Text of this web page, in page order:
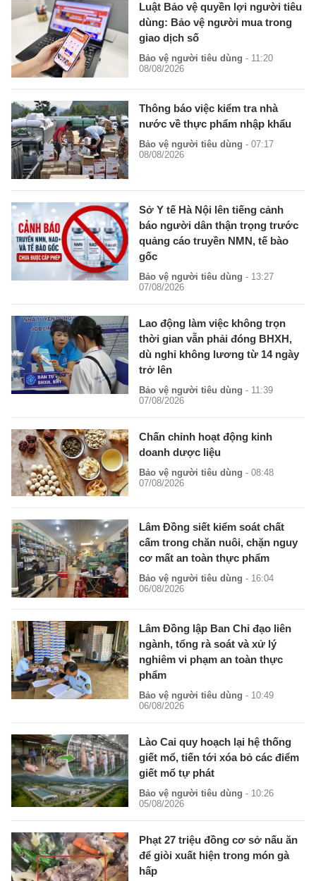
Luật Bảo vệ quyền lợi người tiêu
dùng: Bảo vệ người mua trong
giao dịch số
Bảo vệ người tiêu dùng - 11:20
08/08/2026
Thông báo việc kiểm tra nhà
nước về thực phẩm nhập khẩu
Bảo vệ người tiêu dùng - 07:17
08/08/2026
Sở Y tế Hà Nội lên tiếng cảnh
báo người dân thận trọng trước
quảng cáo truyền NMN, tế bào
gốc
Bảo vệ người tiêu dùng - 13:27
07/08/2026
Lao động làm việc không trọn
thời gian vẫn phải đóng BHXH,
dù nghỉ không lương từ 14 ngày
trở lên
Bảo vệ người tiêu dùng - 11:39
07/08/2026
Chấn chỉnh hoạt động kinh
doanh dược liệu
Bảo vệ người tiêu dùng - 08:48
07/08/2026
Lâm Đồng siết kiểm soát chất
cấm trong chăn nuôi, chặn nguy
cơ mất an toàn thực phẩm
Bảo vệ người tiêu dùng - 16:04
06/08/2026
Lâm Đồng lập Ban Chỉ đạo liên
ngành, tổng rà soát và xử lý
nghiêm vi phạm an toàn thực
phẩm
Bảo vệ người tiêu dùng - 10:49
06/08/2026
Lào Cai quy hoạch lại hệ thống
giết mổ, tiến tới xóa bỏ các điểm
giết mổ tự phát
Bảo vệ người tiêu dùng - 10:26
05/08/2026
Phạt 27 triệu đồng cơ sở nấu ăn
để giòi xuất hiện trong món gà
hấp